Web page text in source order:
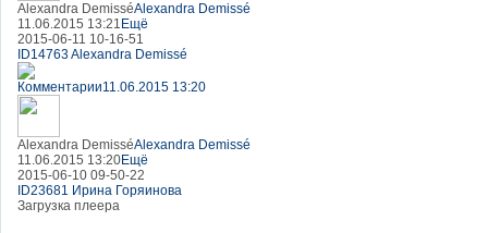
Alexandra DemisséAlexandra Demissé
11.06.2015 13:21 Ещё
2015-06-11 10-16-51
ID14763 Alexandra Demissé
Комментарии11.06.2015 13:20
Alexandra DemisséAlexandra Demissé
11.06.2015 13:20Ещё
2015-06-10 09-50-22
ID23681 Ирина Горяинова
Загрузка плеера